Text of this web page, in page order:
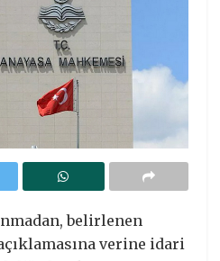
belirlenen
verine idari